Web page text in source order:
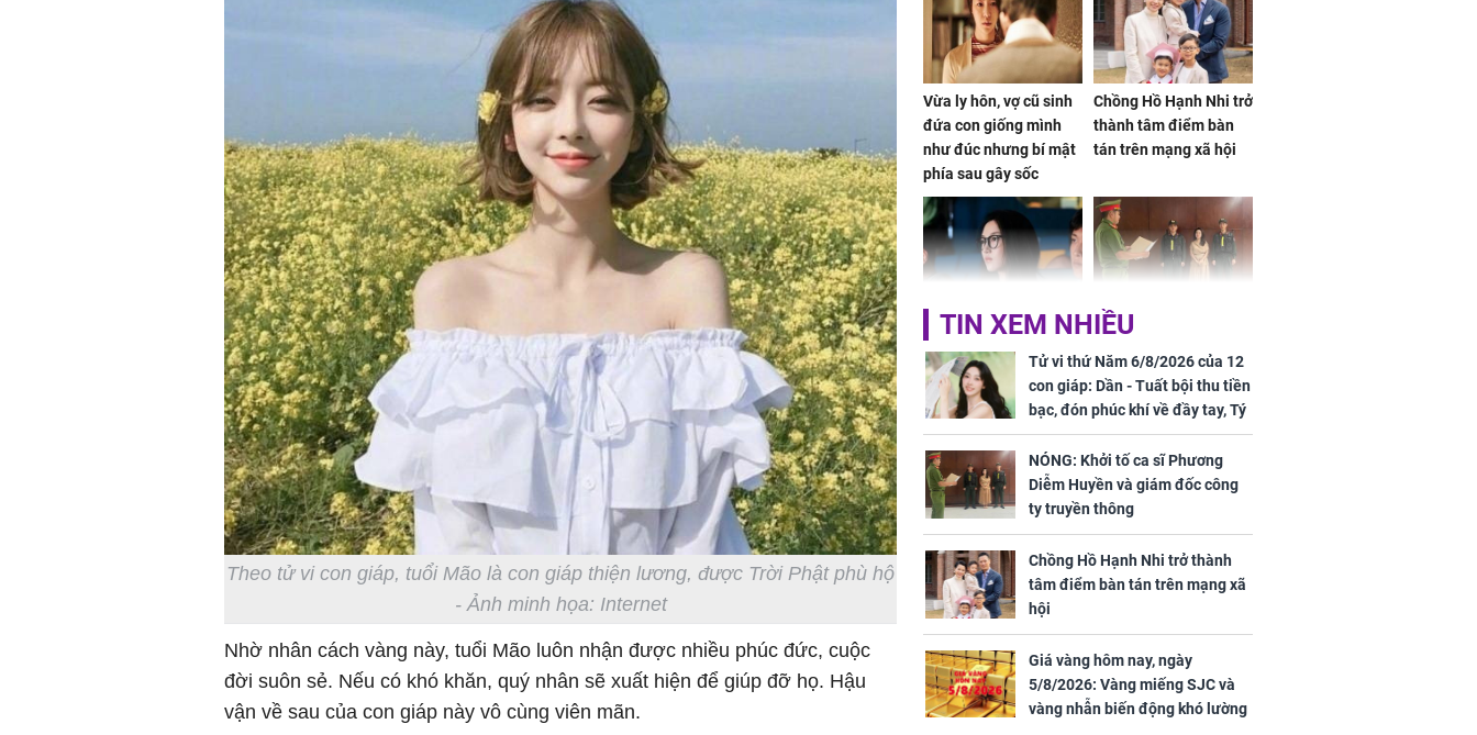
Theo tử vi con giáp, tuổi Mão là con giáp thiện lương, được Trời Phật phù hộ
- Ảnh minh họa: Internet
Nhờ nhân cách vàng này, tuổi Mão luôn nhận được nhiều phúc đức, cuộc
đời suôn sẻ. Nếu có khó khăn, quý nhân sẽ xuất hiện để giúp đỡ họ. Hậu
vận về sau của con giáp này vô cùng viên mãn.
Vừa ly hôn, vợ cũ sinh
đứa con giống mình
như đúc nhưng bí mật
phía sau gây sốc
Chồng Hồ Hạnh Nhi trở
thành tâm điểm bàn
tán trên mạng xã hội
Nhan sắc ở tuổi 20 của
con gái Vương Phi sau
4 lần phẫu thuật gây
bất ngờ
NÓNG: Khởi tố ca sĩ
Phương Diễm Huyền
và giám đốc công ty
truyền thông
Danh tính nữ diễn viên
nổi tiếng gặp tai nạn,
phải khâu 50 mũi
TIN XEM NHIỀU
Tử vi thứ Năm 6/8/2026 của 12
con giáp: Dần - Tuất bội thu tiền
bạc, đón phúc khí về đầy tay, Tý
- Mão công việc khó khăn, tiền
bạc đội nón ra đi
NÓNG: Khởi tố ca sĩ Phương
Diễm Huyền và giám đốc công
ty truyền thông
Chồng Hồ Hạnh Nhi trở thành
tâm điểm bàn tán trên mạng xã
hội
Giá vàng hôm nay, ngày
5/8/2026: Vàng miếng SJC và
vàng nhẫn biến động khó lường